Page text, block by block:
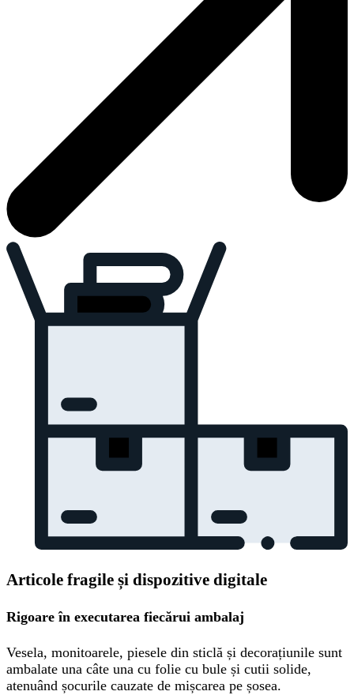
Articole fragile și dispozitive digitale
Rigoare în executarea fiecărui ambalaj
Vesela, monitoarele, piesele din sticlă și decorațiunile sunt
ambalate una câte una cu folie cu bule și cutii solide,
atenuând șocurile cauzate de mișcarea pe șosea.